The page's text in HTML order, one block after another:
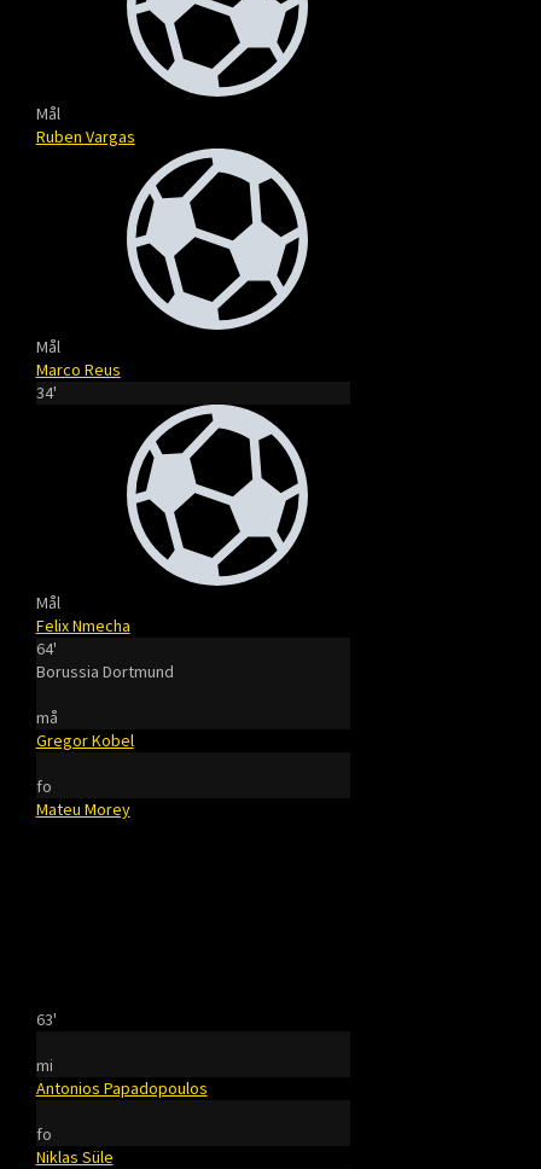
Mål
Ruben Vargas
Mål
Marco Reus
34'
Mål
Felix Nmecha
64'
Borussia Dortmund
må
Gregor Kobel
fo
Mateu Morey
63'
mi
Antonios Papadopoulos
fo
Niklas Süle